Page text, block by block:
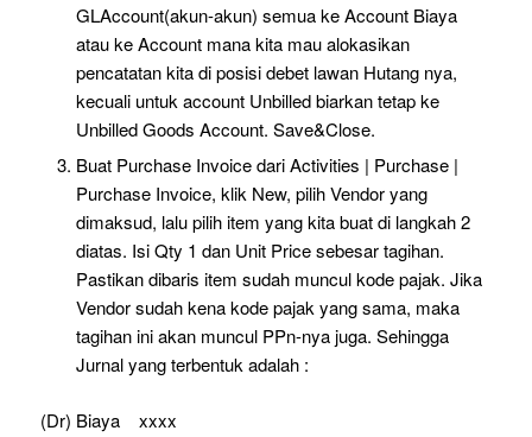
GLAccount(akun-akun) semua ke Account Biaya
atau ke Account mana kita mau alokasikan
pencatatan kita di posisi debet lawan Hutang nya,
kecuali untuk account Unbilled biarkan tetap ke
Unbilled Goods Account. Save&Close.
Buat Purchase Invoice dari Activities | Purchase |
Purchase Invoice, klik New, pilih Vendor yang
dimaksud, lalu pilih item yang kita buat di langkah 2
diatas. Isi Qty 1 dan Unit Price sebesar tagihan.
Pastikan dibaris item sudah muncul kode pajak. Jika
Vendor sudah kena kode pajak yang sama, maka
tagihan ini akan muncul PPn-nya juga. Sehingga
Jurnal yang terbentuk adalah :
(Dr) Biaya xxxx